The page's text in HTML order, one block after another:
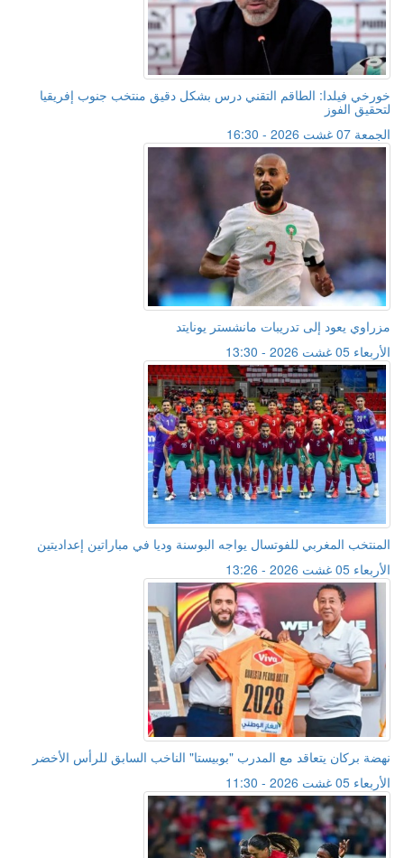
خورخي فيلدا: الطاقم التقني درس بشكل دقيق منتخب جنوب إفريقيا
لتحقيق الفوز
الجمعة 07 غشت 2026 - 16:30
مزراوي يعود إلى تدريبات مانشستر يونايتد
الأربعاء 05 غشت 2026 - 13:30
المنتخب المغربي للفوتسال يواجه البوسنة وديا في مباراتين إعداديتين
الأربعاء 05 غشت 2026 - 13:26
نهضة بركان يتعاقد مع المدرب "بوبيستا" الناخب السابق للرأس الأخضر
الأربعاء 05 غشت 2026 - 11:30